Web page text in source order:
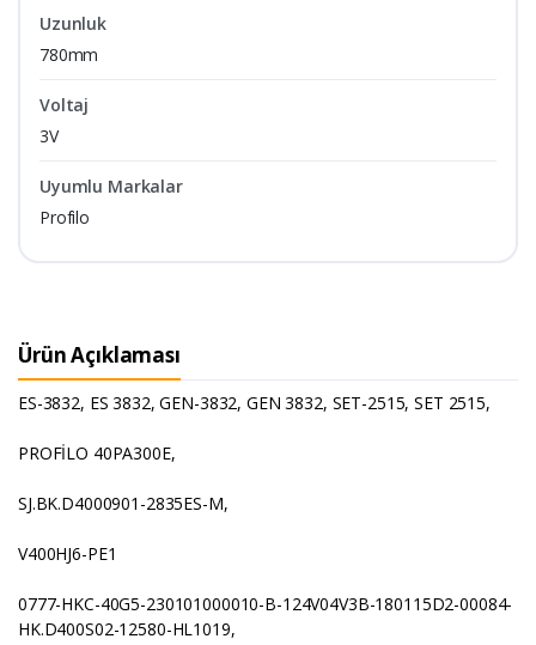
Uzunluk
780mm
Voltaj
3V
Uyumlu Markalar
Profilo
Ürün Açıklaması
ES-3832, ES 3832, GEN-3832, GEN 3832, SET-2515, SET 2515,
PROFİLO 40PA300E,
SJ.BK.D4000901-2835ES-M,
V400HJ6-PE1
0777-HKC-40G5-230101000010-B-124V04V3B-180115D2-00084-
HK.D400S02-12580-HL1019,